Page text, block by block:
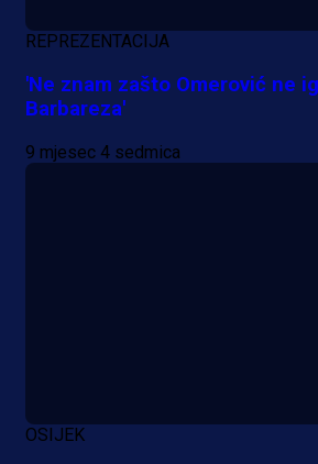
22 h 44 min
REPREZENTACIJA
'Ne znam zašto Omerović ne
Barbareza'
9 mjesec 4 sedmica
OSIJEK